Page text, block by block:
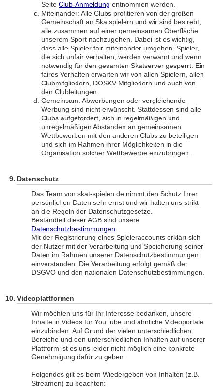
Seite Club-Anmeldung entnommen werden.
Miteinander: Alle Clubs profitieren von der großen
Gemeinschaft an Skatspielern und wir sind bestrebt,
alle zusammen auf einer gemeinsamen Oberfläche
unserem Sport nachzugehen. Dabei ist es wichtig,
dass alle Spieler fair miteinander umgehen. Spieler,
die sich unfair verhalten, werden verwarnt und wenn
notwendig für den gesamten Skatserver gesperrt. Ein
faires Verhalten erwarten wir von allen Spielern, allen
Clubmitgliedern, DOSKV-Mitgliedern und auch von
den Clubleitungen.
Gemeinsam: Abwerbungen oder vergleichende
Werbung sind nicht erwünscht. Stattdessen sind alle
Clubs aufgefordert, sich in regelmäßigen und
unregelmäßigen Abständen an gemeinsamen
Wettbewerben mit den anderen Clubs zu beteiligen
und sich im Rahmen ihrer Möglichkeiten in die
Organisation solcher Wettbewerbe einzubringen.
Datenschutz
Das Team von skat-spielen.de nimmt den Schutz Ihrer
persönlichen Daten sehr ernst und wir halten uns strikt
an die Regeln der Datenschutzgesetze.
Bestandteil dieser AGB sind unsere
Datenschutzbestimmungen
Mit der Registrierung eines Spieleraccounts erklärt sich
der Nutzer mit der Verarbeitung und Speicherung seiner
Daten im Rahmen unserer Datenschutzbestimmungen
einverstanden. Die Verarbeitung erfolgt gemäß der
DSGVO und den nationalen Datenschutzbestimmungen.
Videoplattformen
Wir möchten uns für Ihr Interesse bedanken, unsere
Inhalte in Videos für YouTube und ähnliche Videoportale
einzubinden. Auf Grund der vielen unterschiedlichen
Bereiche und den unterschiedlichen Inhalten auf unserer
Plattform ist es uns leider nicht möglich eine konkrete
Genehmigung dafür zu geben.
Folgendes gilt es beim Wiedergeben von Inhalten (z.B.
Streamen) zu beachten: